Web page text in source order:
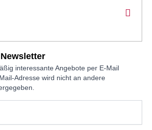
interessante Angebote per E-Mail
Adresse wird nicht an andere